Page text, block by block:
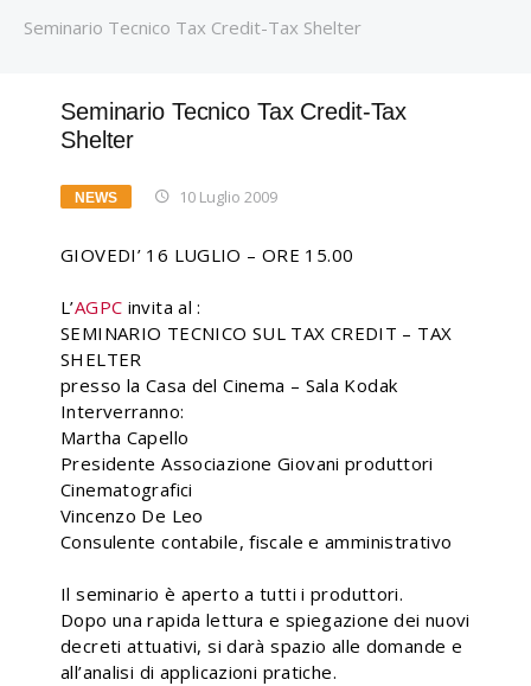
Seminario Tecnico Tax Credit-Tax Shelter
Seminario Tecnico Tax Credit-Tax
Shelter
NEWS 10 Luglio 2009
GIOVEDI’ 16 LUGLIO – ORE 15.00
L’AGPC invita al :
SEMINARIO TECNICO SUL TAX CREDIT – TAX
SHELTER
presso la Casa del Cinema – Sala Kodak
Interverranno:
Martha Capello
Presidente Associazione Giovani produttori
Cinematografici
Vincenzo De Leo
Consulente contabile, fiscale e amministrativo
Il seminario è aperto a tutti i produttori.
Dopo una rapida lettura e spiegazione dei nuovi
decreti attuativi, si darà spazio alle domande e
all’analisi di applicazioni pratiche.